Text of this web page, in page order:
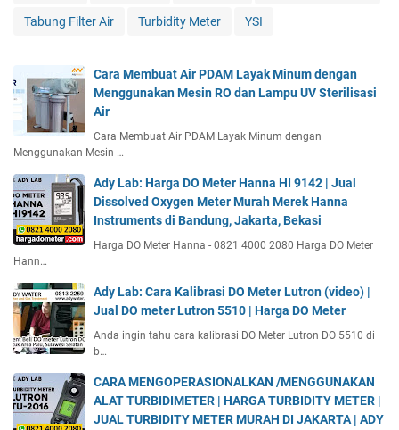
Tabung Filter Air Turbidity Meter YSI
Cara Membuat Air PDAM Layak Minum dengan
Menggunakan Mesin RO dan Lampu UV Sterilisasi
Air
Cara Membuat Air PDAM Layak Minum dengan
Menggunakan Mesin …
Ady Lab: Harga DO Meter Hanna HI 9142 | Jual
Dissolved Oxygen Meter Murah Merek Hanna
Instruments di Bandung, Jakarta, Bekasi
Harga DO Meter Hanna - 0821 4000 2080 Harga DO Meter
Hann…
Ady Lab: Cara Kalibrasi DO Meter Lutron (video) |
Jual DO meter Lutron 5510 | Harga DO Meter
Anda ingin tahu cara kalibrasi DO Meter Lutron DO 5510 di
b…
CARA MENGOPERASIONALKAN /MENGGUNAKAN
ALAT TURBIDIMETER | HARGA TURBIDITY METER |
JUAL TURBIDITY METER MURAH DI JAKARTA | ADY